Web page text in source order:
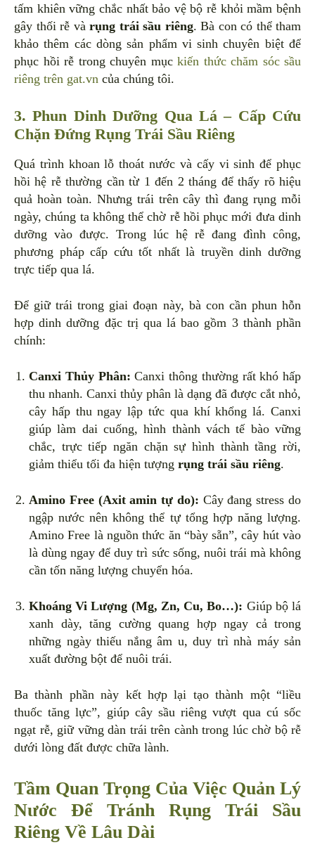
tấm khiên vững chắc nhất bảo vệ bộ rễ khỏi mầm bệnh
gây thối rễ và rụng trái sầu riêng. Bà con có thể tham
khảo thêm các dòng sản phẩm vi sinh chuyên biệt để
phục hồi rễ trong chuyên mục kiến thức chăm sóc sầu
riêng trên gat.vn của chúng tôi.
3. Phun Dinh Dưỡng Qua Lá – Cấp Cứu
Chặn Đứng Rụng Trái Sầu Riêng
Quá trình khoan lỗ thoát nước và cấy vi sinh để phục
hồi hệ rễ thường cần từ 1 đến 2 tháng để thấy rõ hiệu
quả hoàn toàn. Nhưng trái trên cây thì đang rụng mỗi
ngày, chúng ta không thể chờ rễ hồi phục mới đưa dinh
dưỡng vào được. Trong lúc hệ rễ đang đình công,
phương pháp cấp cứu tốt nhất là truyền dinh dưỡng
trực tiếp qua lá.
Để giữ trái trong giai đoạn này, bà con cần phun hỗn
hợp dinh dưỡng đặc trị qua lá bao gồm 3 thành phần
chính:
Canxi Thủy Phân: Canxi thông thường rất khó hấp
thu nhanh. Canxi thủy phân là dạng đã được cắt nhỏ,
cây hấp thu ngay lập tức qua khí khổng lá. Canxi
giúp làm dai cuống, hình thành vách tế bào vững
chắc, trực tiếp ngăn chặn sự hình thành tầng rời,
giảm thiểu tối đa hiện tượng rụng trái sầu riêng.
Amino Free (Axit amin tự do): Cây đang stress do
ngập nước nên không thể tự tổng hợp năng lượng.
Amino Free là nguồn thức ăn “bày sẵn”, cây hút vào
là dùng ngay để duy trì sức sống, nuôi trái mà không
cần tốn năng lượng chuyển hóa.
Khoáng Vi Lượng (Mg, Zn, Cu, Bo…): Giúp bộ lá
xanh dày, tăng cường quang hợp ngay cả trong
những ngày thiếu nắng âm u, duy trì nhà máy sản
xuất đường bột để nuôi trái.
Ba thành phần này kết hợp lại tạo thành một “liều
thuốc tăng lực”, giúp cây sầu riêng vượt qua cú sốc
ngạt rễ, giữ vững dàn trái trên cành trong lúc chờ bộ rễ
dưới lòng đất được chữa lành.
Tầm Quan Trọng Của Việc Quản Lý
Nước Để Tránh Rụng Trái Sầu
Riêng Về Lâu Dài